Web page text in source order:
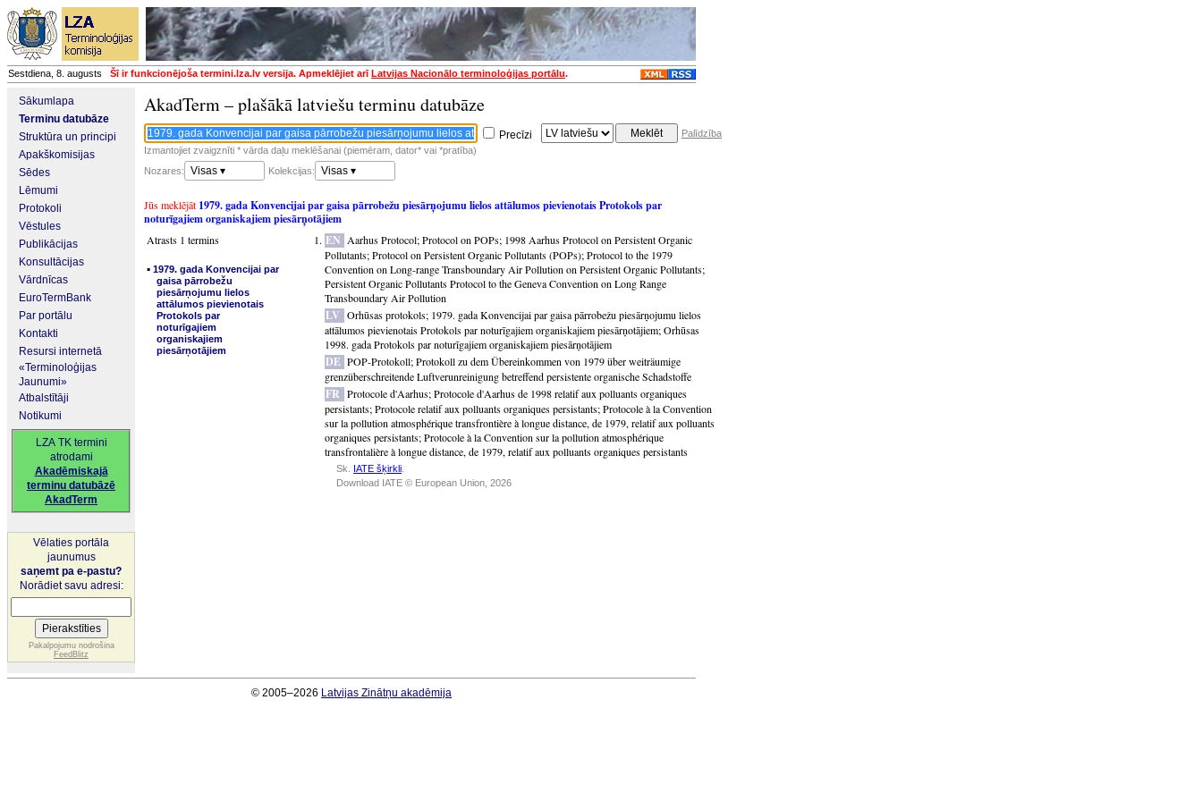
Sestdiena, 8. augusts Šī ir funkcionējoša termini.lza.lv versija. Apmeklējiet arīLatvijas Nacionālo terminoloģijas portālu.
Sākumlapa
Terminu datubāze
Struktūra un principi
Apakškomisijas
Sēdes
Lēmumi
Protokoli
Vēstules
Publikācijas
Konsultācijas
Vārdnīcas
EuroTermBank
Par portālu
Kontakti
Resursi internetā
«Terminoloģijas
Jaunumi»
Atbalstītāji
Notikumi
LZA TK termini
atrodami
Akadēmiskajā
terminu datubāzē
AkadTerm
Vēlaties portāla
jaunumus
saņemt pa e-pastu?
Norādiet savu adresi:
Pakalpojumu nodrošina
FeedBlitz
AkadTerm – plašākā latviešu terminu datubāze
Precīzi
Palīdzība
Izmantojiet zvaigznīti * vārda daļu meklēšanai (piemēram, dator* vai *pratība)
Nozares:
Visas ▾ Kolekcijas: Visas ▾
Jūs meklējāt 1979. gada Konvencijai par gaisa pārrobežu piesārņojumu lielos attālumos pievienotais Protokols par
noturīgajiem organiskajiem piesārņotājiem
Atrasts 1 termins
▪ 1979. gada Konvencijai par
gaisa pārrobežu
piesārņojumu lielos
attālumos pievienotais
Protokols par
noturīgajiem
organiskajiem
piesārņotājiem
EN Aarhus Protocol;Protocol on POPs; 1998 Aarhus Protocol on Persistent Organic
Pollutants;Protocol on Persistent Organic Pollutants (POPs);Protocol to the 1979
Convention on Long-range Transboundary Air Pollution on Persistent Organic Pollutants;
Persistent Organic Pollutants Protocol to the Geneva Convention on Long Range
Transboundary Air Pollution
LV Orhūsas protokols; 1979. gada Konvencijai par gaisa pārrobežu piesārņojumu lielos
attālumos pievienotais Protokols par noturīgajiem organiskajiem piesārņotājiem;Orhūsas
1998. gada Protokols par noturīgajiem organiskajiem piesārņotājiem
DE POP-Protokoll;Protokoll zu dem Übereinkommen von 1979 über weiträumige
grenzüberschreitende Luftverunreinigung betreffend persistente organische Schadstoffe
FR Protocole d'Aarhus;Protocole d'Aarhus de 1998 relatif aux polluants organiques
persistants;Protocole relatif aux polluants organiques persistants;Protocole à la Convention
sur la pollution atmosphérique transfrontière à longue distance, de 1979, relatif aux polluants
organiques persistants;Protocole à la Convention sur la pollution atmosphérique
transfrontalière à longue distance, de 1979, relatif aux polluants organiques persistants
Sk. IATE šķirkli
Download IATE © European Union, 2026
© 2005–2026 Latvijas Zinātņu akadēmija